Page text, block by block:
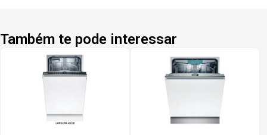
Também te pode interessar